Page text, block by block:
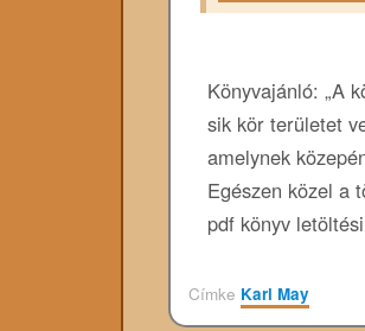
Könyvajánló: „A
sik kör területet
amelynek
Egészen közel a
pdf könyv
Címke Karl May